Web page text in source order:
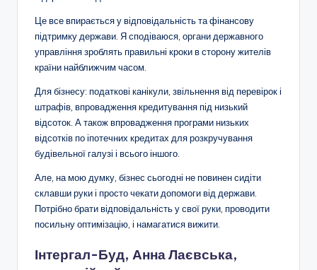
Це все впирається у відповідальність та фінансову
підтримку держави. Я сподіваюся, органи державного
управління зроблять правильні кроки в сторону жителів
країни найближчим часом.
Для бізнесу: податкові канікули, звільнення від перевірок і
штрафів, впровадження кредитування під низький
відсоток. А також впровадження програми низьких
відсотків по іпотечних кредитах для розкручування
будівельної галузі і всього іншого.
Але, на мою думку, бізнес сьогодні не повинен сидіти
склавши руки і просто чекати допомоги від держави.
Потрібно брати відповідальність у свої руки, проводити
посильну оптимізацію, і намагатися вижити.
Інтергал-Буд, Анна Лаєвська,